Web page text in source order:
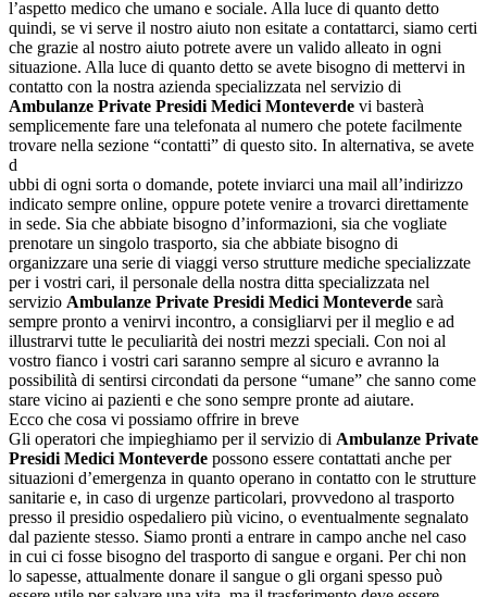
l’aspetto medico che umano e sociale. Alla luce di quanto detto
quindi, se vi serve il nostro aiuto non esitate a contattarci, siamo certi
che grazie al nostro aiuto potrete avere un valido alleato in ogni
situazione. Alla luce di quanto detto se avete bisogno di mettervi in
contatto con la nostra azienda specializzata nel servizio di
Ambulanze Private Presidi Medici Monteverde vi basterà
semplicemente fare una telefonata al numero che potete facilmente
trovare nella sezione “contatti” di questo sito. In alternativa, se avete
d
ubbi di ogni sorta o domande, potete inviarci una mail all’indirizzo
indicato sempre online, oppure potete venire a trovarci direttamente
in sede. Sia che abbiate bisogno d’informazioni, sia che vogliate
prenotare un singolo trasporto, sia che abbiate bisogno di
organizzare una serie di viaggi verso strutture mediche specializzate
per i vostri cari, il personale della nostra ditta specializzata nel
servizio Ambulanze Private Presidi Medici Monteverde sarà
sempre pronto a venirvi incontro, a consigliarvi per il meglio e ad
illustrarvi tutte le peculiarità dei nostri mezzi speciali. Con noi al
vostro fianco i vostri cari saranno sempre al sicuro e avranno la
possibilità di sentirsi circondati da persone “umane” che sanno come
stare vicino ai pazienti e che sono sempre pronte ad aiutare.
Ecco che cosa vi possiamo offrire in breve
Gli operatori che impieghiamo per il servizio di Ambulanze Private
Presidi Medici Monteverde possono essere contattati anche per
situazioni d’emergenza in quanto operano in contatto con le strutture
sanitarie e, in caso di urgenze particolari, provvedono al trasporto
presso il presidio ospedaliero più vicino, o eventualmente segnalato
dal paziente stesso. Siamo pronti a entrare in campo anche nel caso
in cui ci fosse bisogno del trasporto di sangue e organi. Per chi non
lo sapesse, attualmente donare il sangue o gli organi spesso può